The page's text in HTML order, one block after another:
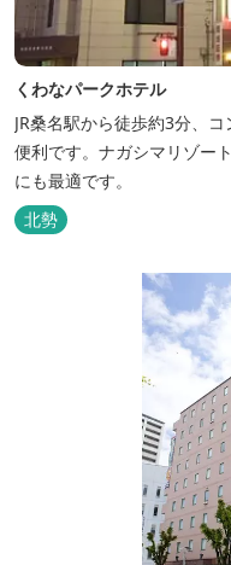
くわなパークホテル
JR桑名駅から徒歩約3分、
便利です。ナガシマリゾー
にも最適です。
北勢